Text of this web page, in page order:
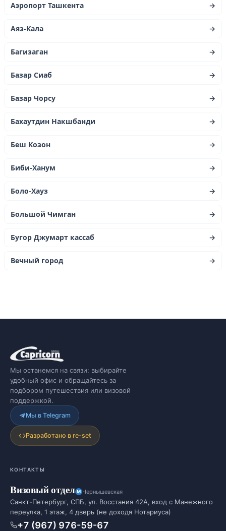
Аэропорт Ташкента →
Аяз-Кала →
Багизаган →
Базар Сиаб →
Базар Чорсу →
Бахаутдин Накшбанди →
Беш Козон →
Биби-Ханум →
Боло-Хауз →
Большой Чимган →
Бугор Джумарт кассаб →
Вечный город →
Мы останемся на связи: выбирайте
удобный офис и обращайтесь за
подбором путешествия или визовой
поддержкой.
Мы в Telegram
Разработано в re-set
КОНТАКТЫ
Визовый отдел Чернышевская
Санкт-Петербург, СПБ, ул. Восстания 42А, вход с Манежного
переулка, 1 этаж, 4 дверь (не доходя Нотариуса)
+7 (967) 976-59-67